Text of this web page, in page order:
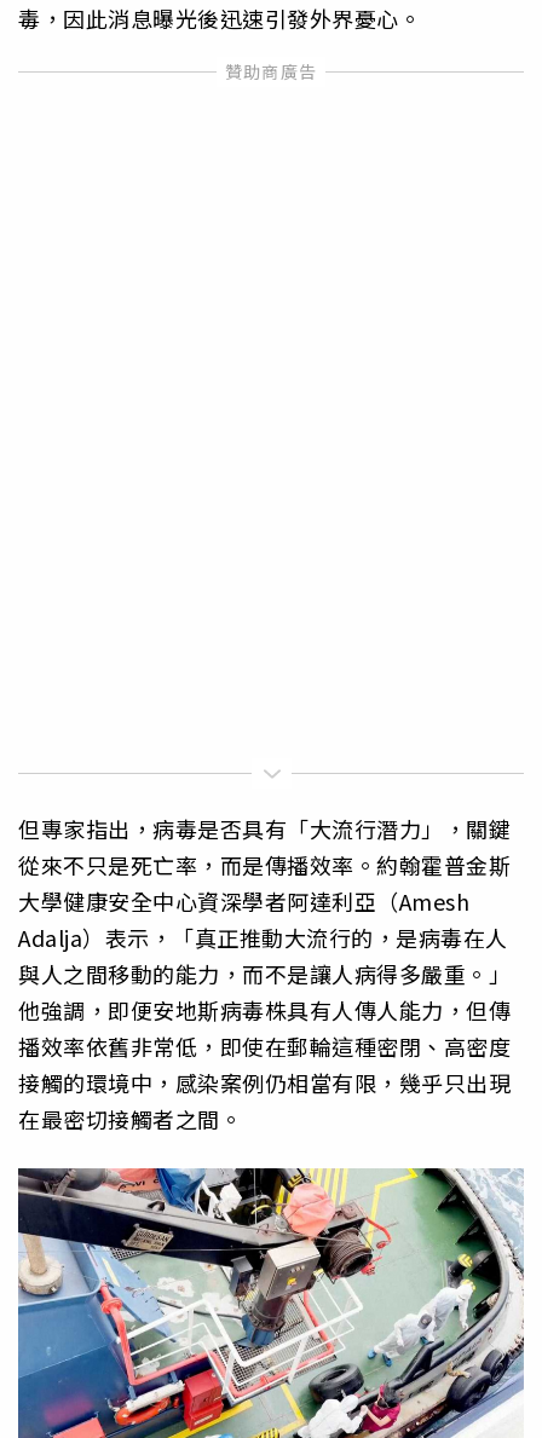
毒，因此消息曝光後迅速引發外界憂心。
但專家指出，病毒是否具有「大流行潛力」，關鍵
從來不只是死亡率，而是傳播效率。約翰霍普金斯
大學健康安全中心資深學者阿達利亞（Amesh
Adalja）表示，「真正推動大流行的，是病毒在人
與人之間移動的能力，而不是讓人病得多嚴重。」
他強調，即便安地斯病毒株具有人傳人能力，但傳
播效率依舊非常低，即使在郵輪這種密閉、高密度
接觸的環境中，感染案例仍相當有限，幾乎只出現
在最密切接觸者之間。